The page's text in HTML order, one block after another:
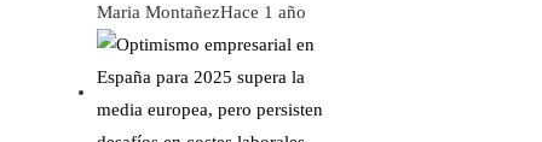
Maria MontañezHace 1 año